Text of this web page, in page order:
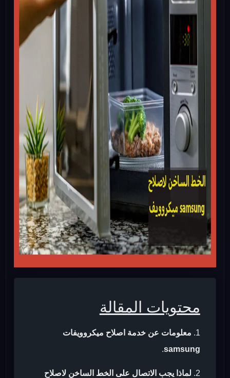
محتويات المقالة
معلومات عن خدمة اصلاح ميكروويفات
samsung
.
لماذا يجب الاتصال على الخط الساخن لاصلاح